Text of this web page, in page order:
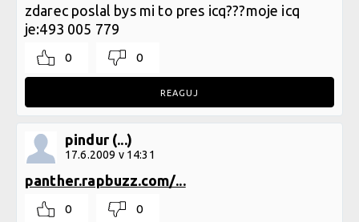
zdarec poslal bys mi to pres icq???moje icq
je:493 005 779
0 0
REAGUJ
pindur (...)
17.6.2009 v 14:31
panther.rapbuzz.com/...
0 0